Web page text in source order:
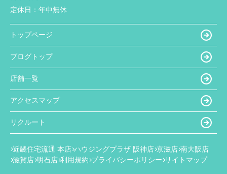
定休日： 年中無休
トップページ
ブログトップ
店舗一覧
アクセスマップ
リクルート
近畿住宅流通 本店 ハウジングプラザ 阪神店 京滋店 南大阪店
滋賀店 明石店 利用規約 プライバシーポリシー サイトマップ